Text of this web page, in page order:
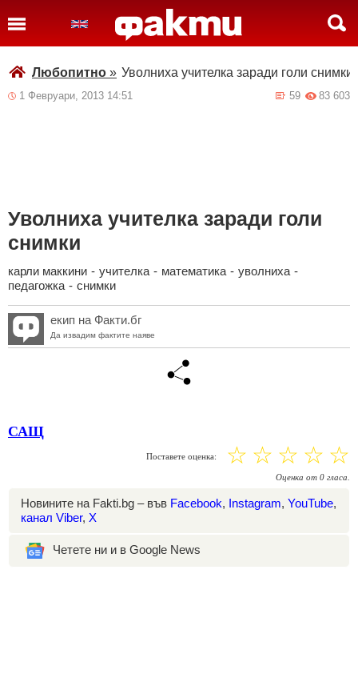
Любопитно » Уволниха учителка заради голи снимки
1 Февруари, 2013 14:51 83 603
59
Уволниха учителка заради голи
снимки
карли маккини - учителка - математика - уволниха -
педагожка - снимки
екип на Факти.бг
Да извадим фактите наяве
САЩ
Поставете оценка: ☆
☆
☆
☆
☆
Оценка от 0 гласа.
Новините на Fakti.bg – във Facebook, Instagram, YouTube,
канал Viber, X
Четете ни и в Google News